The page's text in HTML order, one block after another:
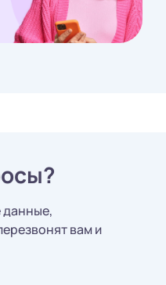
данные,
вам и